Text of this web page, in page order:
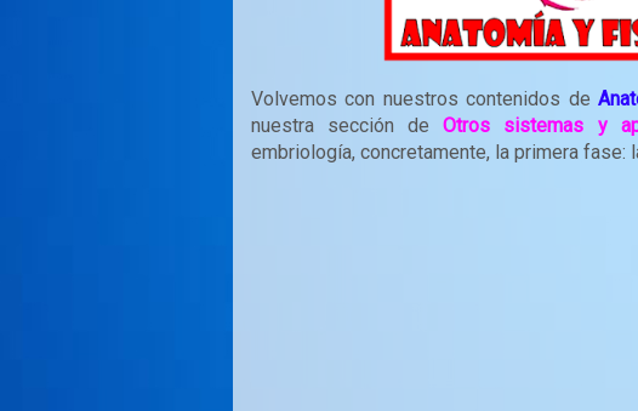
Volvemos con nuestros contenidos de
nuestra sección deOtros sistemas y
embriología, concretamente, la primera fase: